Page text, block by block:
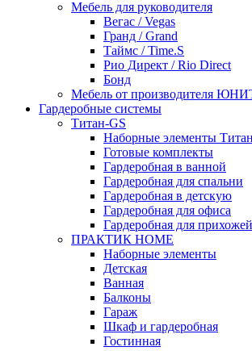
Мебель для руководителя
Вегас / Vegas
Гранд / Grand
Таймс / Time.S
Рио Директ / Rio Direct
Бонд
Мебель от производителя
Гардеробные системы
Титан-GS
Наборные элементы
Готовые комплекты
Гардеробная в ванной
Гардеробная для спальни
Гардеробная в детскую
Гардеробная для офиса
Гардеробная для прихожей
ПРАКТИК HOME
Наборные элементы
Детская
Ванная
Балконы
Гараж
Шкаф и гардеробная
Гостинная